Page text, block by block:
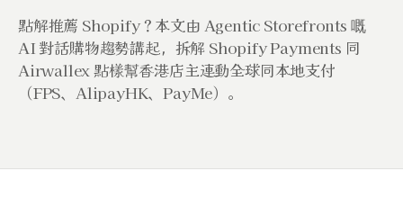
點解推薦 Shopify？本文由 Agentic Storefronts 嘅
AI 對話購物趨勢講起，拆解 Shopify Payments 同
Airwallex 點樣幫香港店主連動全球同本地支付
（FPS、AlipayHK、PayMe）。